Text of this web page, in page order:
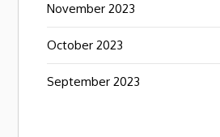
November 2023
October 2023
September 2023